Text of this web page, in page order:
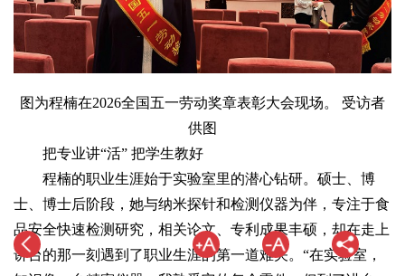
图为程楠在2026全国五一劳动奖章表彰大会现场。 受访者
供图
把专业讲“活” 把学生教好
程楠的职业生涯始于实验室里的潜心钻研。硕士、博
士、博士后阶段，她与纳米探针和检测仪器为伴，专注于食
品安全快速检测研究，相关论文、专利成果丰硕，却在走上
讲台的那一刻遇到了职业生涯的第一道难关。“在实验室，